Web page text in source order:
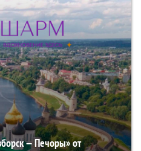
— Печоры» от